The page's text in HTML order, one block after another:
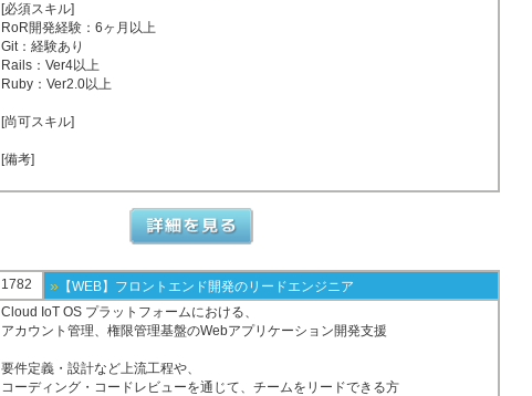
[必須スキル]
RoR開発経験：6ヶ月以上
Git：経験あり
Rails：Ver4以上
Ruby：Ver2.0以上
[尚可スキル]
[備考]
1782 » 【WEB】フロントエンド開発のリードエンジニア
Cloud IoT OS プラットフォームにおける、
アカウント管理、権限管理基盤のWebアプリケーション開発支援
要件定義・設計など上流工程や、
コーディング・コードレビューを通じて、チームをリードできる方